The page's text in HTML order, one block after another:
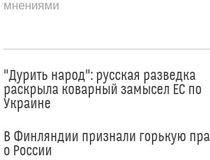
мнениями
"Дурить народ": русская разведка
раскрыла коварный замысел ЕС по
Украине
В Финляндии признали горькую
о России